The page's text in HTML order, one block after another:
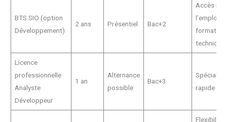
BTS SIO (option
Développement)
2 ans Présentiel Bac+2
Accès
l’emploi,
formation
technique
Licence
professionnelle
Analyste
Développeur
1 an
Alternance
possible
Bac+3
rapide et
Flexibilité,